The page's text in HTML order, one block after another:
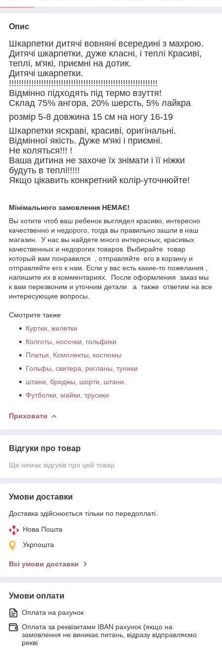
Опис
Шкарпетки дитячі вовняні всередині з махрою.
Дитячі шкарпетки, дуже класні, і теплі Красиві,
теплі, м'які, приємні на дотик.
Дитячі шкарпетки.
!!!!!!!!!!!!!!!!!!!!!!!!!!!!!!!!!!!!!!!!!!!!!!!!!!!!!!!!!!!!
Відмінно підходять під термо взуття!
Склад 75% ангора, 20% шерсть, 5% лайкра
розмір 5-8 довжина 15 см на ногу 16-19
Шкарпетки яскраві, красиві, оригінальні.
Відмінної якість. Дуже м'які і приємні.
Не коляться!!! !
Ваша дитина не захоче їх знімати і її ніжки
будуть в теплі!!!!!
Якщо цікавить конкретний колір-уточнюйте!
Мінімального замовлення НЕМАЄ!
Вы хотите чтоб ваш ребенок выглядел красиво, интересно
качественно и недорого, тогда вы правильно зашли в наш
магазин. У нас вы найдете много интересных, красивых
качественных и недорогих товаров. Выбирайте товар
который вам понравился , отправляйте его в корзину и
отправляйте его к нам. Если у вас есть какие-то пожелания ,
напишите их в комментариях. После оформления заказ мы
к вам перезвоним и уточним детали а также ответим на все
интересующие вопросы.
Смотрите также
Куртки, жилетки
Колготы, носочки, гольфики
Платья, Комплекты, костюмы
Гольфы, свитера, регланы, туники
штани, бриджы, шорти, штани.
Футболки, майки, трусики
Приховати
Відгуки про товар
Ще немає відгуків про цей товар
Умови доставки
Доставка здійснюється тільки по передоплаті.
Нова Пошта
Укрпошта
Всі умови доставки
Умови оплати
Оплата на рахунок
Оплата за реквізитами IBAN рахунок (якщо на
замовлення не виникає питань, відразу відправляємо
рекві